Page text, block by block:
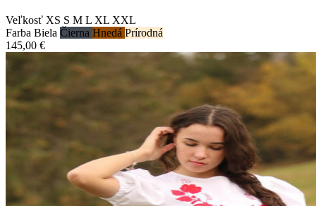
Veľkosť XS S M L XL XXL
Farba Biela Čierna Hnedá Prírodná
145,00 €